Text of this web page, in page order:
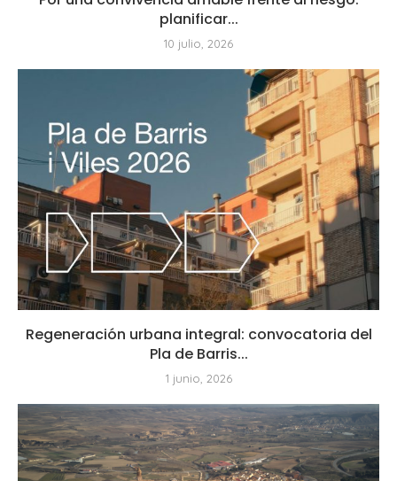
planificar...
10 julio, 2026
Regeneración urbana integral: convocatoria del
Pla de Barris...
1 junio, 2026